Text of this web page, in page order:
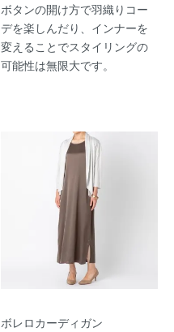
ボタンの開け方で羽織りコー
デを楽しんだり、インナーを
変えることでスタイリングの
可能性は無限大です。
ボレロカーディガン